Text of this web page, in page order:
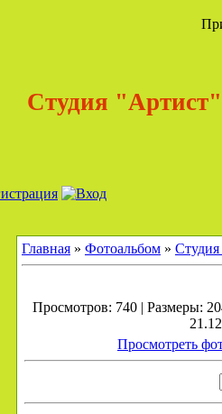
Студия "Артист"
Главная » Фотоальбом »
Просмотров: 740 | Размеры:
Просмотреть